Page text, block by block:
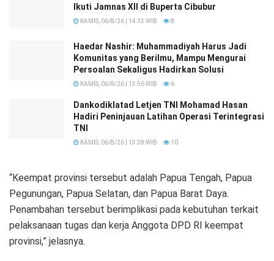
Ikuti Jamnas XII di Buperta Cibubur
KAMIS, 06/8/26 | 14:13 WIB 8
Haedar Nashir: Muhammadiyah Harus Jadi
Komunitas yang Berilmu, Mampu Mengurai
Persoalan Sekaligus Hadirkan Solusi
KAMIS, 06/8/26 | 13:56 WIB 6
Dankodiklatad Letjen TNI Mohamad Hasan
Hadiri Peninjauan Latihan Operasi Terintegrasi
TNI
KAMIS, 06/8/26 | 13:38 WIB 10
“Keempat provinsi tersebut adalah Papua Tengah, Papua
Pegunungan, Papua Selatan, dan Papua Barat Daya.
Penambahan tersebut berimplikasi pada kebutuhan terkait
pelaksanaan tugas dan kerja Anggota DPD RI keempat
provinsi,” jelasnya.